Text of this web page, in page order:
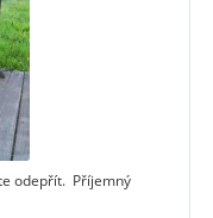
odepřít. Příjemný